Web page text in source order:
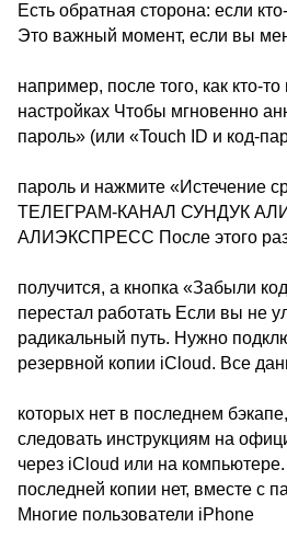
Есть обратная сторона: если
Это важный момент, если вы
например, после того, как кто-
настройках Чтобы мгновенно
пароль» (или «Touch ID и код-
пароль и нажмите «Истечение
ТЕЛЕГРАМ-КАНАЛ СУНДУК
АЛИЭКСПРЕСС После этого
получится, а кнопка «Забыли
перестал работать Если вы не
радикальный путь. Нужно
резервной копии iCloud. Все
которых нет в последнем
следовать инструкциям на
через iCloud или на
последней копии нет, вместе с
Многие пользователи iPhone